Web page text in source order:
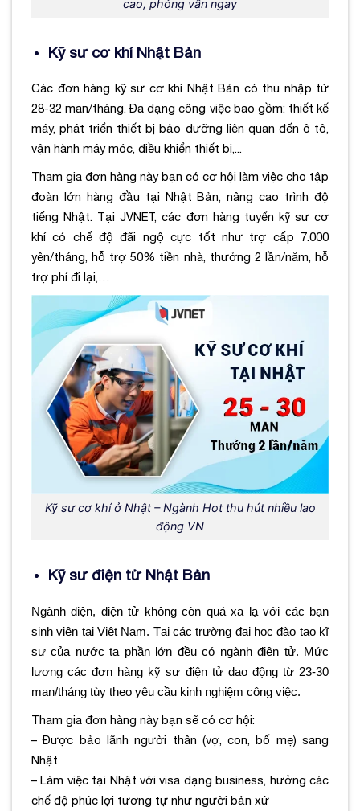
cao, phỏng vấn ngay
Kỹ sư cơ khí Nhật Bản
Các đơn hàng kỹ sư cơ khí Nhật Bản có thu nhập từ
28-32 man/tháng. Đa dạng công việc bao gồm: thiết kế
máy, phát triển thiết bị bảo dưỡng liên quan đến ô tô,
vận hành máy móc, điều khiển thiết bị,...
Tham gia đơn hàng này bạn có cơ hội làm việc cho tập
đoàn lớn hàng đầu tại Nhật Bản, nâng cao trình độ
tiếng Nhật. Tại JVNET, các đơn hàng tuyển kỹ sư cơ
khí có chế độ đãi ngộ cực tốt nhưtrợ cấp 7.000
yên/tháng, hỗ trợ 50% tiền nhà, thưởng 2 lần/năm, hỗ
trợ phí đi lại,…
Kỹ sư cơ khí ở Nhật – Ngành Hot thu hút nhiều lao
động VN
Kỹ sư điện tử Nhật Bản
Ngành điện, điện tử không còn quá xa lạ với các bạn
sinh viên tại Viêt Nam. Tại các trường đại học đào tạo kĩ
sư của nước ta phần lớn đều có ngành điện tử. Mức
lương các đơn hàng kỹ sư điện tử dao động từ 23-30
man/tháng tùy theo yêu cầu kinh nghiệm công việc.
Tham gia đơn hàng này bạn sẽ có cơ hội:
– Được bảo lãnh người thân (vợ, con, bố mẹ) sang
Nhật
– Làm việc tại Nhật với visa dạng business, hưởng các
chế độ phúc lợi tương tự như người bản xứ